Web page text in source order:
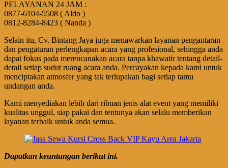
PELAYANAN 24 JAM :
0877-6104-5508 ( Aldo )
0812-8284-8423 ( Nanda )
Selain itu, Cv. Bintang Jaya juga menawarkan layanan pengantaran
dan pengaturan perlengkapan acara yang profesional, sehingga anda
dapat fokus pada merencanakan acara tanpa khawatir tentang detail-
detail setiap sudut ruang acara anda. Percayakan kepada kami untuk
menciptakan atmosfer yang tak terlupakan bagi setiap tamu
undangan anda.
Kami menyediakan lebih dari ribuan jenis alat event yang memiliki
kualitas unggul, siap pakai dan tentunya akan selalu memberikan
layanan terbaik untuk anda semua.
Dapatkan keuntungan berikut ini.